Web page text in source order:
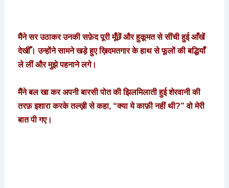
मैंने सर उठाकर उनकी सफ़ेद पूरी मूँछें और हुकूमत से सींची हुई आँखें
देखीँ। उन्होंने सामने खड़े हुए ख़िदमतगार के हाथ से फूलों की बद्धियाँ
ले लीं और मुझे पहनाने लगे।
मैंने बल खा कर अपनी बारसी पोत की झिलमिलाती हुई शेरवानी की
तरफ़ इशारा करके तल्ख़ी से कहा, “क्या ये काफ़ी नहीं थी?” वो मेरी
बात पी गए।